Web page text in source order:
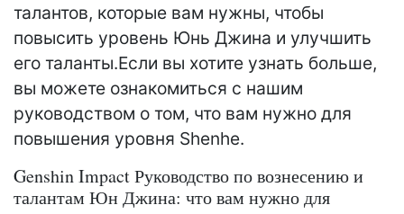
талантов, которые вам нужны, чтобы
повысить уровень Юнь Джина и улучшить
его таланты.Если вы хотите узнать больше,
вы можете ознакомиться с нашим
руководством о том, что вам нужно для
повышения уровня Shenhe.
Genshin Impact Руководство по вознесению и
талантам Юн Джина: что вам нужно для